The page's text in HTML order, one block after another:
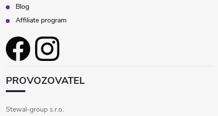
Blog
Affiliate program
PROVOZOVATEL
Stewal-group s.r.o.